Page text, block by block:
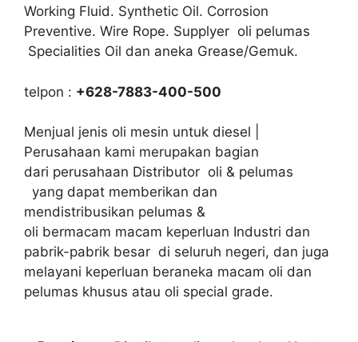
Working Fluid. Synthetic Oil. Corrosion
Preventive. Wire Rope. Supplyer oli pelumas
Specialities Oil dan aneka Grease/Gemuk.
telpon : +628-7883-400-500
Menjual jenis oli mesin untuk diesel |
Perusahaan kami merupakan bagian
dari perusahaan Distributor oli & pelumas
yang dapat memberikan dan
mendistribusikan pelumas &
oli bermacam macam keperluan Industri dan
pabrik-pabrik besar di seluruh negeri, dan juga
melayani keperluan beraneka macam oli dan
pelumas khusus atau oli special grade.